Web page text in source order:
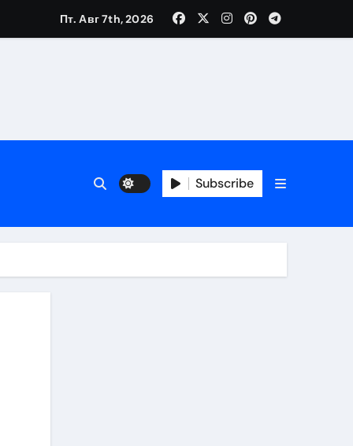
Пт. Авг 7th, 2026
Subscribe